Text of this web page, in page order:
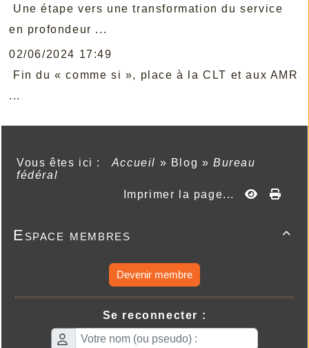
Une étape vers une transformation du service
en profondeur ...
02/06/2024 17:49
Fin du « comme si », place à la CLT et aux AMR
...
Vous êtes ici : Accueil » Blog »Bureau
fédéral
Imprimer la page...

Espace membres
Devenir membre
Se reconnecter :